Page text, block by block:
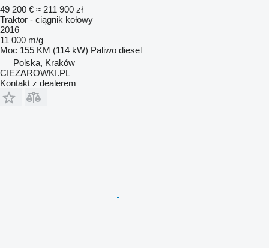
49 200 € ≈ 211 900 zł
Traktor - ciągnik kołowy
2016
11 000 m/g
Moc 155 KM (114 kW) Paliwo diesel
Polska, Kraków
CIEZAROWKI.PL
Kontakt z dealerem